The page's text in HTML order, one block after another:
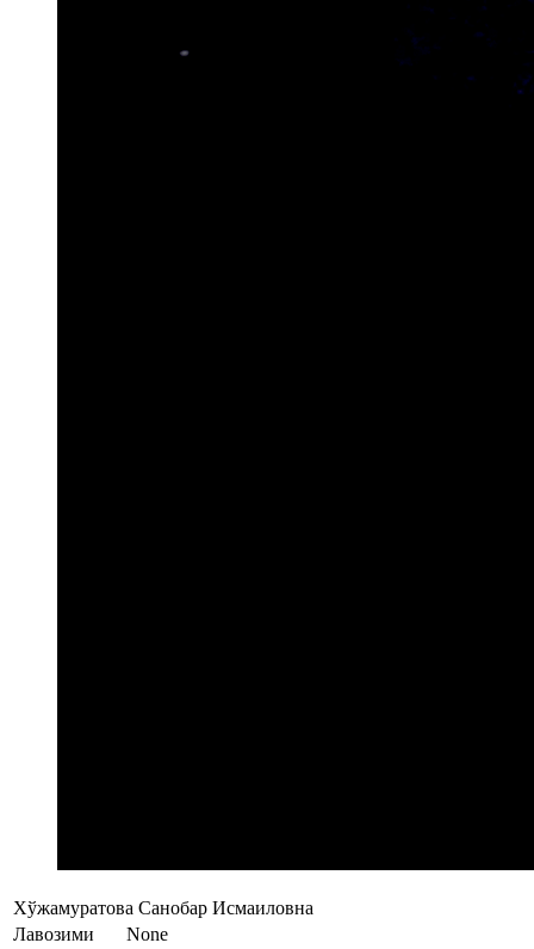
Хўжамуратова Санобар Исмаиловна
Лавозими
None